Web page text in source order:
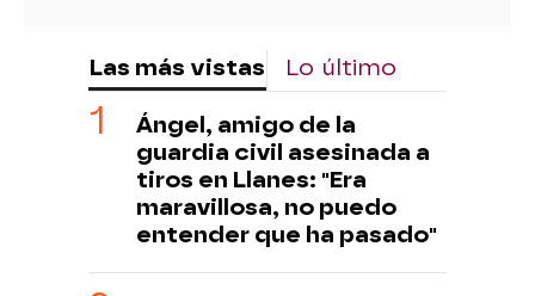
Las más vistas Lo último
Ángel, amigo de la
guardia civil asesinada a
tiros en Llanes: "Era
maravillosa, no puedo
entender que ha pasado"